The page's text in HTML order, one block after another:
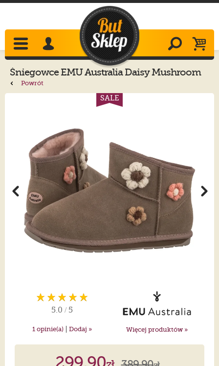
ŚniegowceEMU Australia Daisy Mushroom
K13232
Powrót
SALE
5.0 / 5
1 opinie(a) | Dodaj » Więcej produktów »